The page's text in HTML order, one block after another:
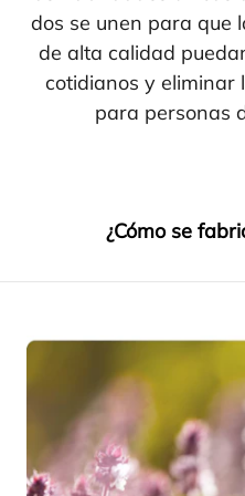
dos se unen para que
de alta cali­dad
coti­dia­nos y eli­mi­nar
para per­so­nas
¿Cómo se